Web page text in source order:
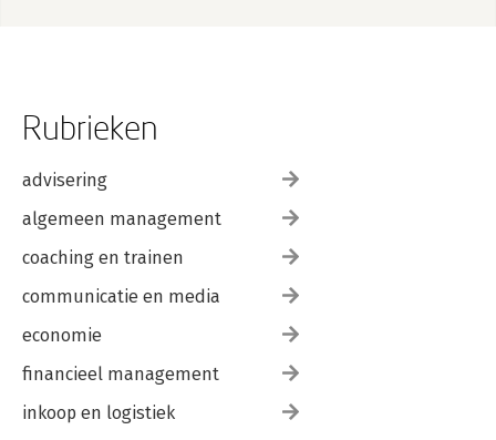
Rubrieken
advisering
algemeen management
coaching en trainen
communicatie en media
economie
financieel management
inkoop en logistiek